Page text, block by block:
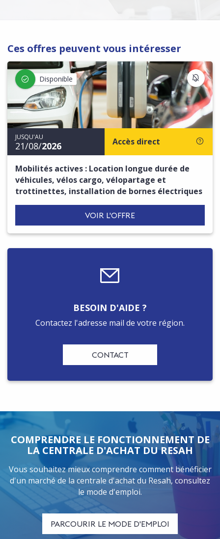
Ces offres peuvent vous intéresser
Disponible
JUSQU'AU
21/08/2026 Accès direct
Mobilités actives : Location longue durée de
véhicules, vélos cargo, vélopartage et
trottinettes, installation de bornes électriques
VOIR L'OFFRE
BESOIN D'AIDE ?
Contactez l'adresse mail de votre région.
CONTACT
COMPRENDRE LE FONCTIONNEMENT DE
LA CENTRALE D'ACHAT DU RESAH
Vous souhaitez mieux comprendre comment bénéficier
d'un marché de la centrale d'achat du Resah, consultez
le mode d'emploi.
PARCOURIR LE MODE D'EMPLOI